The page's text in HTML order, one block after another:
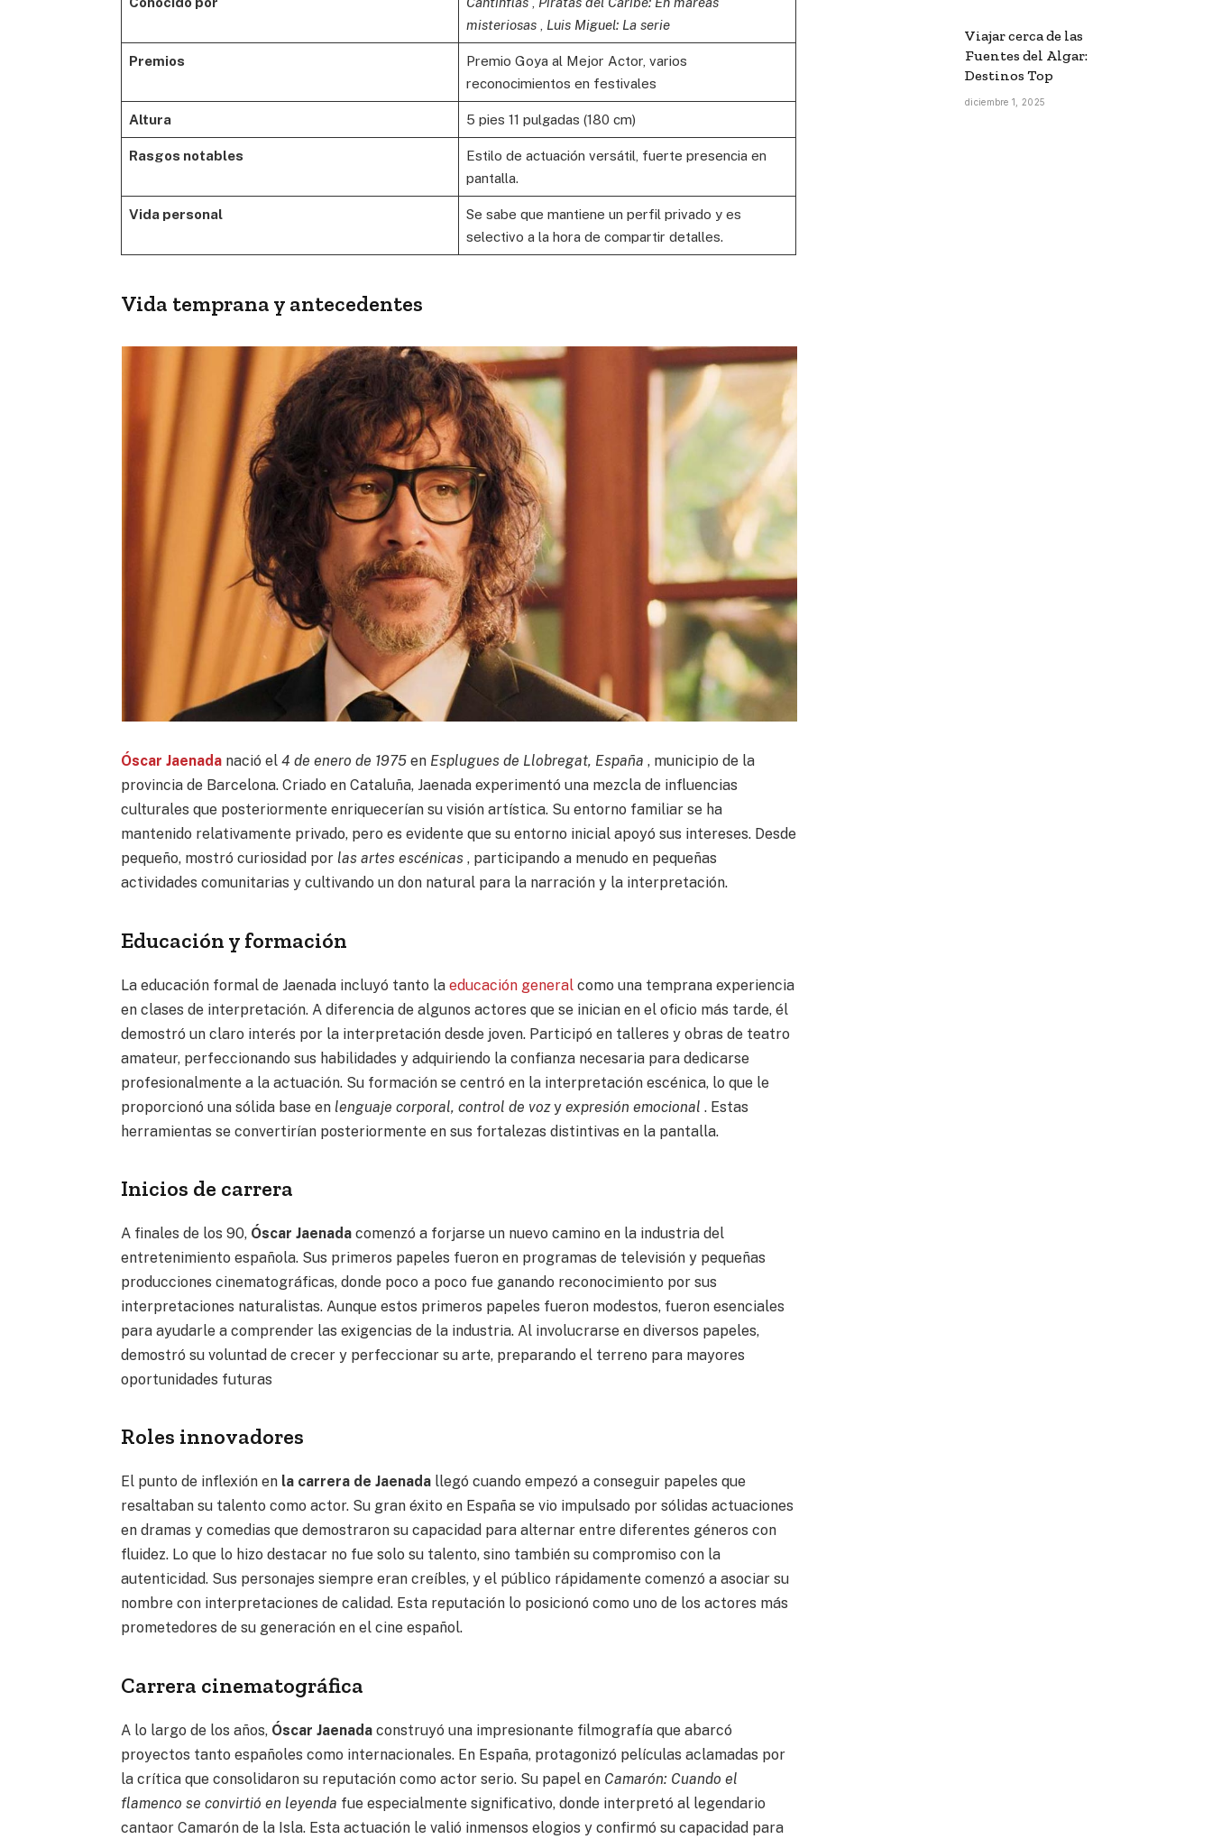
misteriosas, Luis Miguel: La serie
Premios
Premio Goya al Mejor Actor, varios
reconocimientos en festivales
Altura 5 pies 11 pulgadas (180 cm)
Rasgos notables
Estilo de actuación versátil, fuerte presencia en
pantalla.
Vida personal
Se sabe que mantiene un perfil privado y es
selectivo a la hora de compartir detalles.
Vida temprana y antecedentes
Óscar Jaenada nació el4 de enero de 1975 en Esplugues de Llobregat, España , municipio de la
provincia de Barcelona. Criado en Cataluña, Jaenada experimentó una mezcla de influencias
culturales que posteriormente enriquecerían su visión artística. Su entorno familiar se ha
mantenido relativamente privado, pero es evidente que su entorno inicial apoyó sus intereses. Desde
pequeño, mostró curiosidad por las artes escénicas , participando a menudo en pequeñas
actividades comunitarias y cultivando un don natural para la narración y la interpretación.
Educación y formación
La educación formal de Jaenada incluyó tanto laeducación general como una temprana experiencia
en clases de interpretación. A diferencia de algunos actores que se inician en el oficio más tarde, él
demostró un claro interés por la interpretación desde joven. Participó en talleres y obras de teatro
amateur, perfeccionando sus habilidades y adquiriendo la confianza necesaria para dedicarse
profesionalmente a la actuación. Su formación se centró en la interpretación escénica, lo que le
proporcionó una sólida base en lenguaje corporal, control de vozyexpresión emocional . Estas
herramientas se convertirían posteriormente en sus fortalezas distintivas en la pantalla.
Inicios de carrera
A finales de los 90, Óscar Jaenada comenzó a forjarse un nuevo camino en la industria del
entretenimiento española. Sus primeros papeles fueron en programas de televisión y pequeñas
producciones cinematográficas, donde poco a poco fue ganando reconocimiento por sus
interpretaciones naturalistas. Aunque estos primeros papeles fueron modestos, fueron esenciales
para ayudarle a comprender las exigencias de la industria. Al involucrarse en diversos papeles,
demostró su voluntad de crecer y perfeccionar su arte, preparando el terreno para mayores
oportunidades futuras
Roles innovadores
El punto de inflexión en la carrera de Jaenada llegó cuando empezó a conseguir papeles que
resaltaban su talento como actor. Su gran éxito en España se vio impulsado por sólidas actuaciones
en dramas y comedias que demostraron su capacidad para alternar entre diferentes géneros con
fluidez. Lo que lo hizo destacar no fue solo su talento, sino también su compromiso con la
autenticidad. Sus personajes siempre eran creíbles, y el público rápidamente comenzó a asociar su
nombre con interpretaciones de calidad. Esta reputación lo posicionó como uno de los actores más
prometedores de su generación en el cine español.
Carrera cinematográfica
A lo largo de los años, Óscar Jaenada construyó una impresionante filmografía que abarcó
proyectos tanto españoles como internacionales. En España, protagonizó películas aclamadas por
la crítica que consolidaron su reputación como actor serio. Su papel en Camarón: Cuando el
flamenco se convirtió en leyenda fue especialmente significativo, donde interpretó al legendario
cantaor Camarón de la Isla. Esta actuación le valió inmensos elogios y confirmó su capacidad para
Viajar cerca de las
Fuentes del Algar:
Destinos Top
diciembre 1, 2025